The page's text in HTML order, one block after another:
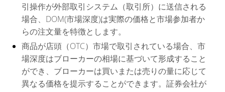
引操作が外部取引システム（取引所）に送信される
場合、DOM(市場深度)は実際の価格と市場参加者か
らの注文量を特徴とします。
商品が店頭（OTC）市場で取引されている場合、市
場深度はブローカーの相場に基づいて形成すること
ができ、ブローカーは買いまたは売りの量に応じて
異なる価格を提示することができます。証券会社が